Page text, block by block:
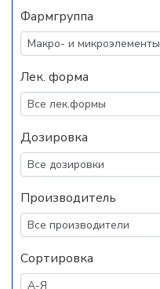
Фармгруппа
Лек. форма
Дозировка
Производитель
Сортировка